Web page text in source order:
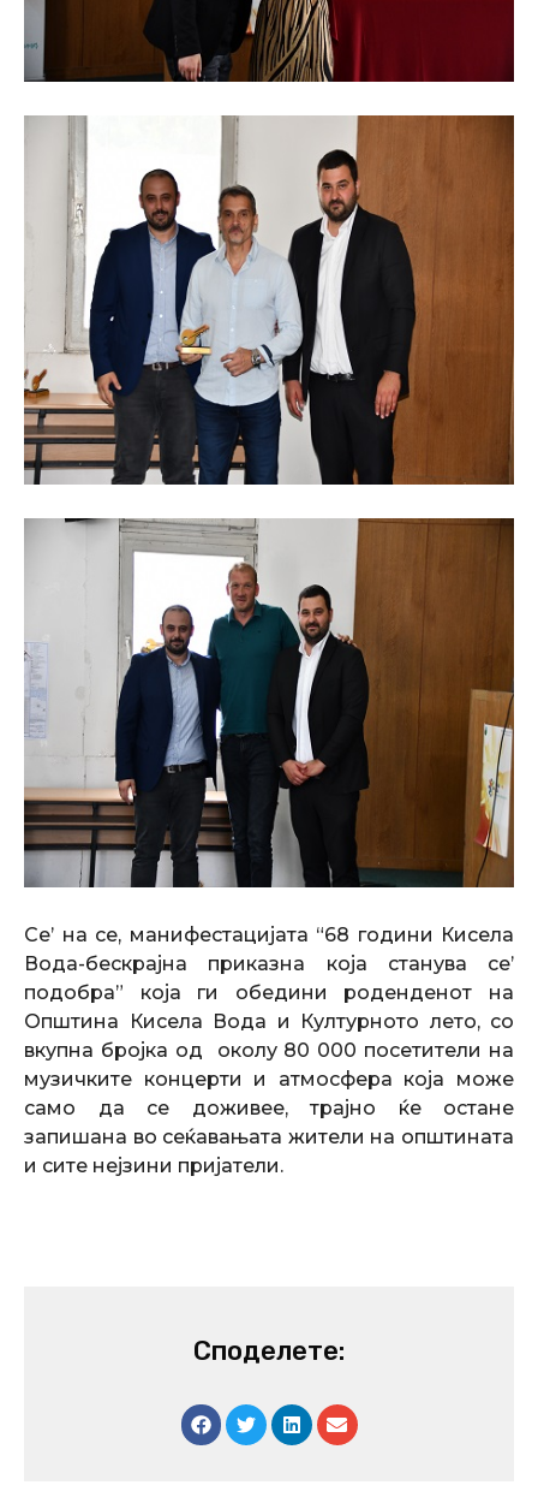
Се’ на се, манифестацијата “68 години Кисела
Вода-бескрајна приказна која станува се’
подобра” која ги обедини роденденот на
Општина Кисела Вода и Културното лето, со
вкупна бројка од околу 80 000 посетители на
музичките концерти и атмосфера која може
само да се доживее, трајно ќе остане
запишана во сеќавањата жители на општината
и сите нејзини пријатели.
Споделете: